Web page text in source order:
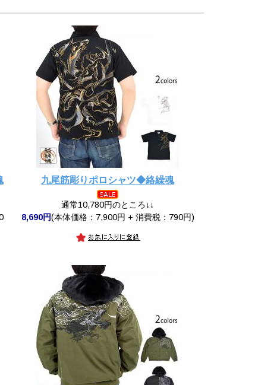
九尾筋彫りポロシャツ◆絡繰魂
通常10,780円のところ↓↓
8,690円(本体価格：7,900円 + 消費税：790円)